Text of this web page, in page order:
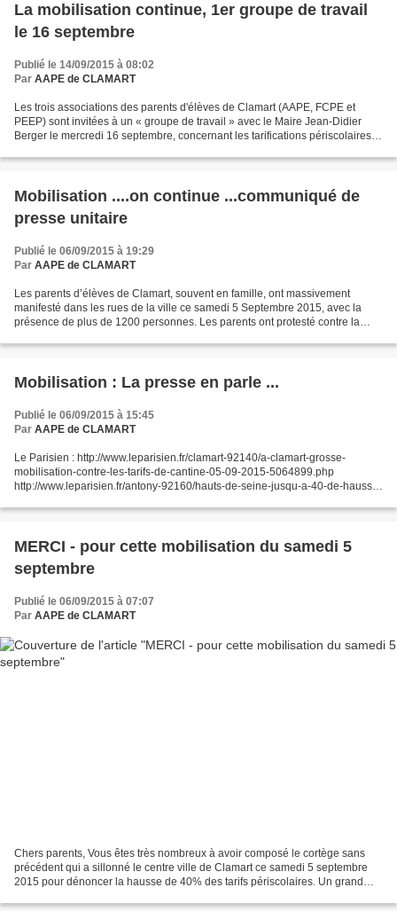
La mobilisation continue, 1er groupe de travail
le 16 septembre
Publié le 14/09/2015 à 08:02
Par AAPE de CLAMART
Les trois associations des parents d'élèves de Clamart (AAPE, FCPE et
PEEP) sont invitées à un « groupe de travail » avec le Maire Jean-Didier
Berger le mercredi 16 septembre, concernant les tarifications périscolaires. Il
Mobilisation ....on continue ...communiqué de
presse unitaire
Publié le 06/09/2015 à 19:29
Par AAPE de CLAMART
Les parents d’élèves de Clamart, souvent en famille, ont massivement
manifesté dans les rues de la ville ce samedi 5 Septembre 2015, avec la
présence de plus de 1200 personnes. Les parents ont protesté contre la
Mobilisation : La presse en parle ...
Publié le 06/09/2015 à 15:45
Par AAPE de CLAMART
Le Parisien : http://www.leparisien.fr/clamart-92140/a-clamart-grosse-
mobilisation-contre-les-tarifs-de-cantine-05-09-2015-5064899.php
http://www.leparisien.fr/antony-92160/hauts-de-seine-jusqu-a-40-de-hausse-
MERCI - pour cette mobilisation du samedi 5
septembre
Publié le 06/09/2015 à 07:07
Par AAPE de CLAMART
Chers parents, Vous êtes très nombreux à avoir composé le cortège sans
précédent qui a sillonné le centre ville de Clamart ce samedi 5 septembre
2015 pour dénoncer la hausse de 40% des tarifs périscolaires. Un grand